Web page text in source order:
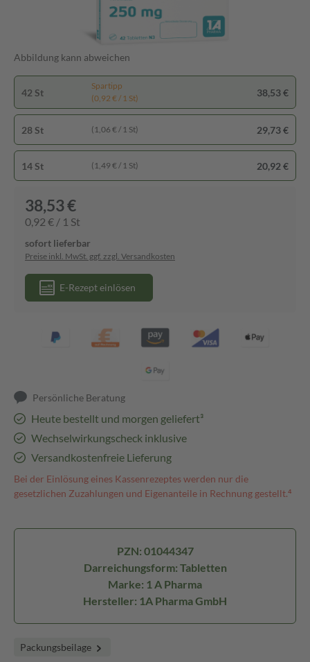
Abbildung kann abweichen
42 St
Spartipp
(0,92 € / 1 St)
38,53 €
28 St (1,06 € / 1 St) 29,73 €
14 St (1,49 € / 1 St) 20,92 €
38,53 €
0,92 € / 1 St
sofort lieferbar
Preise inkl. MwSt. ggf. zzgl. Versandkosten
E-Rezept einlösen
Persönliche Beratung
Heute bestellt und morgen geliefert³
Wechselwirkungscheck inklusive
Versandkostenfreie Lieferung
Bei der Einlösung eines Kassenrezeptes werden nur die
gesetzlichen Zuzahlungen und Eigenanteile in Rechnung gestellt.⁴
PZN: 01044347
Darreichungsform: Tabletten
Marke: 1 A Pharma
Hersteller: 1A Pharma GmbH
Packungsbeilage